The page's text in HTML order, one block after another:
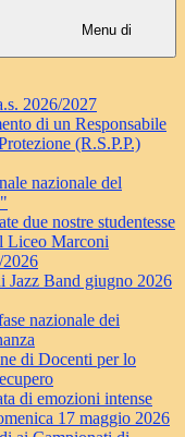
Menu di
2026/2027
di un Responsabile
(R.S.P.P.)
nazionale del
due nostre studentesse
Liceo Marconi
Jazz Band giugno 2026
nazionale dei
di Docenti per lo
di emozioni intense
17 maggio 2026